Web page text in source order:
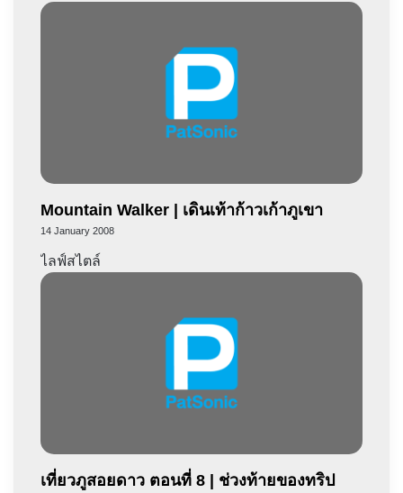
Mountain Walker | เดินเท้าก้าวเก้าภูเขา
14 January 2008
ไลฟ์สไตล์
เที่ยวภูสอยดาว ตอนที่ 8 | ช่วงท้ายของทริป